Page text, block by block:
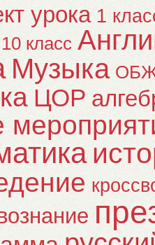
урока 1
10 класс
Музыка
ЦОР